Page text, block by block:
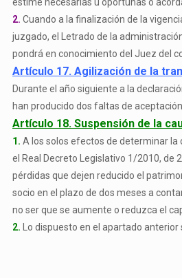
2. Cuando a la finalización de la
juzgado, el Letrado de la
pondrá en conocimiento del Juez del
Artículo 17. Agilización de la
Durante el año siguiente a la
han producido dos faltas de
Artículo 18. Suspensión de la
1. A los solos efectos de determinar la
el Real Decreto Legislativo 1/2010, de
pérdidas que dejen reducido el
socio en el plazo de dos meses a
no ser que se aumente o reduzca el
2. Lo dispuesto en el apartado